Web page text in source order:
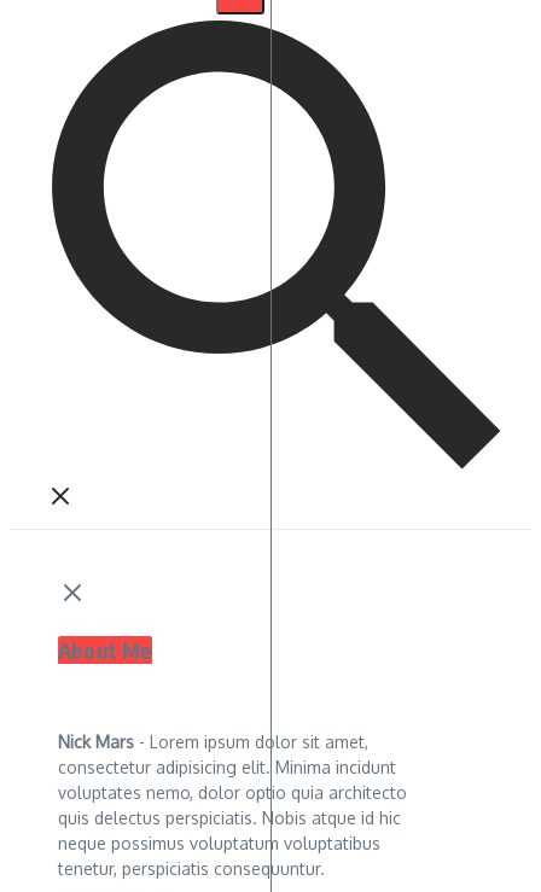
About Me
Nick Mars - Lorem ipsum dolor sit amet,
consectetur adipisicing elit. Minima incidunt
voluptates nemo, dolor optio quia architecto
quis delectus perspiciatis. Nobis atque id hic
neque possimus voluptatum voluptatibus
tenetur, perspiciatis consequuntur.